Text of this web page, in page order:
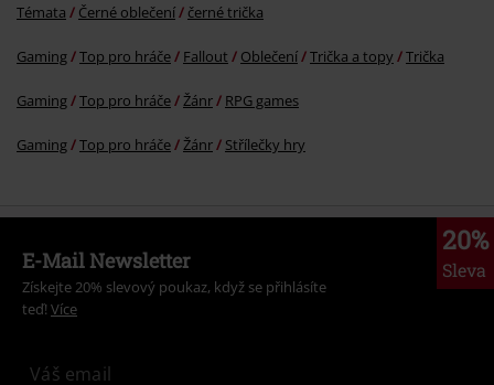
Témata Černé oblečení černé trička
Gaming Top pro hráče Fallout Oblečení Trička a topy Trička
Gaming Top pro hráče Žánr RPG games
Gaming Top pro hráče Žánr Střílečky hry
20%
Sleva
E-Mail Newsletter
Získejte 20% slevový poukaz, když se přihlásíte
teď! Více